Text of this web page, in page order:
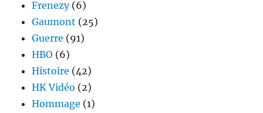
Frenezy(6)
Gaumont (25)
Guerre (91)
HBO (6)
Histoire (42)
HK Vidéo (2)
Hommage (1)